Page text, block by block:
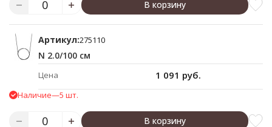
В корзину
Артикул:275110
N 2.0/100 см
Цена 1 091 руб.
Наличие—5 шт.
В корзину